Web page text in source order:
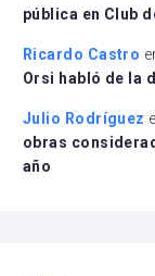
pública en Club
Ricardo Castro
Orsi habló de la
Julio Rodríguez
obras
año